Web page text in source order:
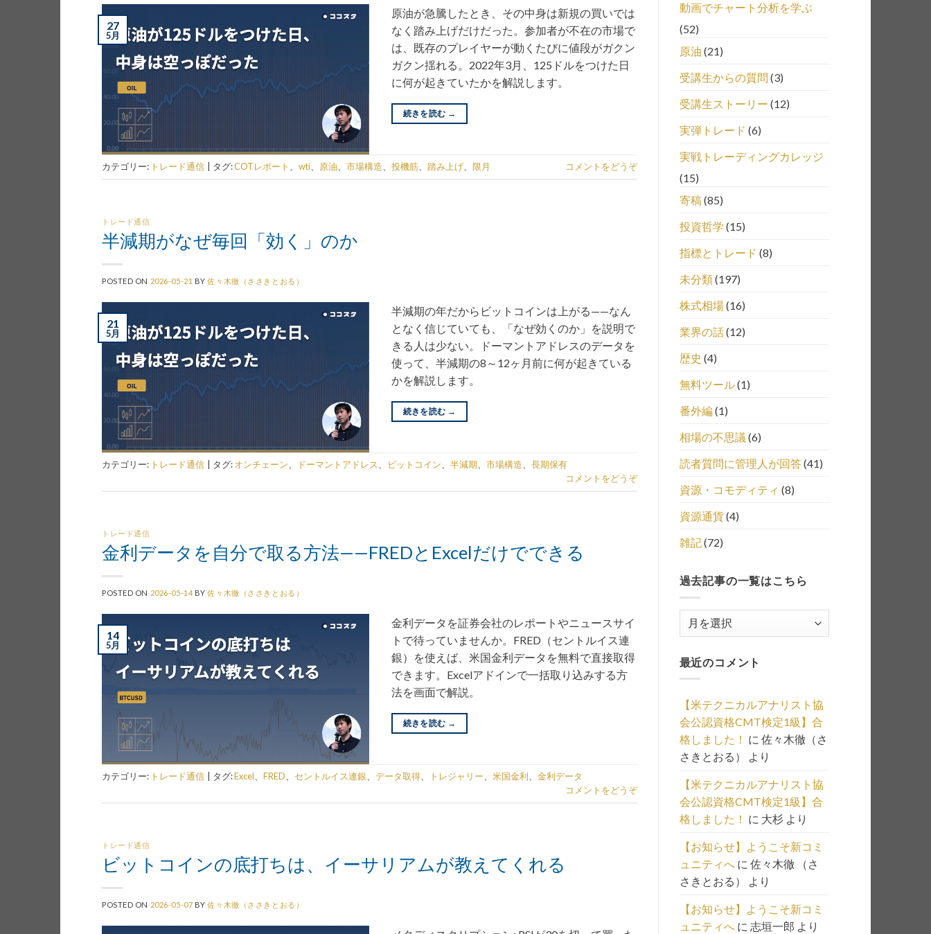
27
5月
原油が急騰したとき、その中身は新規の買いでは
なく踏み上げだけだった。参加者が不在の市場で
は、既存のプレイヤーが動くたびに値段がガクン
ガクン揺れる。2022年3月、125ドルをつけた日
に何が起きていたかを解説します。
続きを読む →
カテゴリー: トレード通信 タグ:COTレポート 、 wti、 原油、 市場構造、 投機筋、 踏み上げ、 限月 コメントをどうぞ
トレード通信
半減期がなぜ毎回「効く」のか
POSTED ON 2026-05-21 BY佐々木徹（ささきとおる）
21
5月
半減期の年だからビットコインは上がる——なん
となく信じていても、「なぜ効くのか」を説明で
きる人は少ない。ドーマントアドレスのデータを
使って、半減期の8～12ヶ月前に何が起きている
かを解説します。
続きを読む →
カテゴリー: トレード通信 タグ:オンチェーン、 ドーマントアドレス、 ビットコイン、 半減期、 市場構造、 長期保有
コメントをどうぞ
トレード通信
金利データを自分で取る方法——FREDとExcelだけでできる
POSTED ON 2026-05-14 BY佐々木徹（ささきとおる）
14
5月
金利データを証券会社のレポートやニュースサイ
トで待っていませんか。FRED（セントルイス連
銀）を使えば、米国金利データを無料で直接取得
できます。Excelアドインで一括取り込みする方
法を画面で解説。
続きを読む →
カテゴリー: トレード通信 タグ:Excel、 FRED、 セントルイス連銀、 データ取得、 トレジャリー、 米国金利、 金利データ
コメントをどうぞ
トレード通信
ビットコインの底打ちは、イーサリアムが教えてくれる
POSTED ON 2026-05-07 BY佐々木徹（ささきとおる）
動画でチャート分析を学ぶ
(52)
原油 (21)
受講生からの質問 (3)
受講生ストーリー (12)
実弾トレード (6)
実戦トレーディングカレッジ
(15)
寄稿(85)
投資哲学 (15)
指標とトレード (8)
未分類(197)
株式相場(16)
業界の話(12)
歴史 (4)
無料ツール(1)
番外編(1)
相場の不思議 (6)
読者質問に管理人が回答(41)
資源・コモディティ (8)
資源通貨(4)
雑記(72)
過去記事の一覧はこちら
事
の
一
覧
は
こ
ち
ら
最近のコメント
【米テクニカルアナリスト協
会公認資格CMT検定1級】合
格しました！ に 佐々木徹（さ
さきとおる）
より
【米テクニカルアナリスト協
会公認資格CMT検定1級】合
格しました！ に 大杉より
【お知らせ】ようこそ新コミ
ュニティへに 佐々木徹 （さ
さきとおる）
より
【お知らせ】ようこそ新コミ
ュニティへに 志垣一郎 より